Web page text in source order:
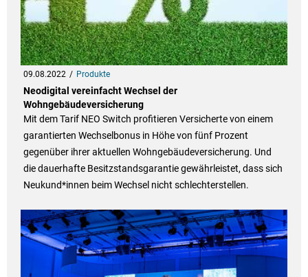
09.08.2022 Produkte
Neodigital vereinfacht Wechsel der
Wohngebäudeversicherung
Mit dem Tarif NEO Switch profitieren Versicherte von einem
garantierten Wechselbonus in Höhe von fünf Prozent
gegenüber ihrer aktuellen Wohngebäudeversicherung. Und
die dauerhafte Besitzstandsgarantie gewährleistet, dass sich
Neukund*innen beim Wechsel nicht schlechterstellen.